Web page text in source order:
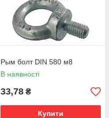
Рым болт DIN 580 м8
В наявності
33,78 ₴
Купити